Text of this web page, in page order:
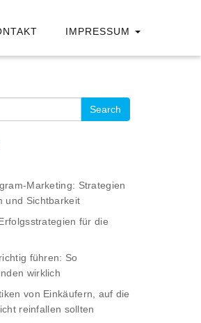
IMPRESSUM
Marketing: Strategien
und Sichtbarkeit
für die
führen: So
wirklich
von Einkäufern, auf die
reinfallen sollten